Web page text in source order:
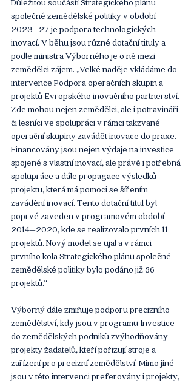
společné zemědělské politiky v období
2023–27 je podpora technologických
inovací. V běhu jsou různé dotační tituly a
podle ministra Výborného je o ně mezi
zemědělci zájem. „Velké naděje vkládáme do
intervence Podpora operačních skupin a
projektů Evropského inovačního partnerství.
Zde mohou nejen zemědělci, ale i potravináři
či lesníci ve spolupráci v rámci takzvané
operační skupiny zavádět inovace do praxe.
Financovány jsou nejen výdaje na investice
spojené s vlastní inovací, ale právě i potřebná
spolupráce a dále propagace výsledků
projektu, která má pomoci se šířením
zavádění inovací. Tento dotační titul byl
poprvé zaveden v programovém období
2014–2020, kde se realizovalo prvních 11
projektů. Nový model se ujal a v rámci
prvního kola Strategického plánu společné
zemědělské politiky bylo podáno již 86
projektů.“
Výborný dále zmiňuje podporu precizního
zemědělství, kdy jsou v programu Investice
do zemědělských podniků zvýhodňovány
projekty žadatelů, kteří pořizují stroje a
zařízení pro precizní zemědělství. Mimo jiné
jsou v této intervenci preferovány i projekty,